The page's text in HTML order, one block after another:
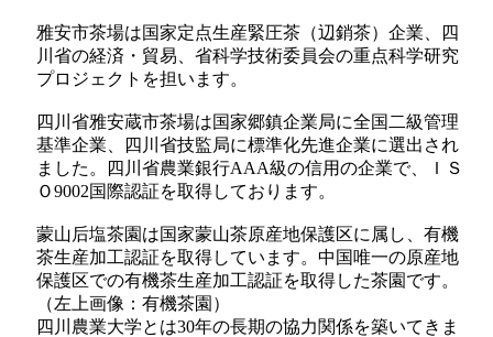
雅安市茶場は国家定点生産緊圧茶（辺銷茶）企業、四
川省の経済・貿易、省科学技術委員会の重点科学研究
プロジェクトを担います。
四川省雅安蔵市茶場は国家郷鎮企業局に全国二級管理
基準企業、四川省技監局に標準化先進企業に選出され
ました。四川省農業銀行AAA級の信用の企業で、ＩＳ
Ｏ9002国際認証を取得しております。
蒙山后塩茶園は国家蒙山茶原産地保護区に属し、有機
茶生産加工認証を取得しています。中国唯一の原産地
保護区での有機茶生産加工認証を取得した茶園です。
（左上画像：有機茶園）
四川農業大学とは30年の長期の協力関係を築いてきま